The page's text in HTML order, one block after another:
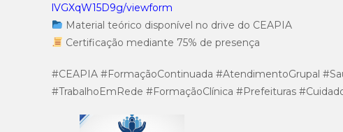
lVGXqW15D9g/viewform
Material teórico disponível no drive do CEAPIA
Certificação mediante 75% de presença
#CEAPIA #FormaçãoContinuada #AtendimentoGrupal
#TrabalhoEmRede #FormaçãoClínica #Prefeituras